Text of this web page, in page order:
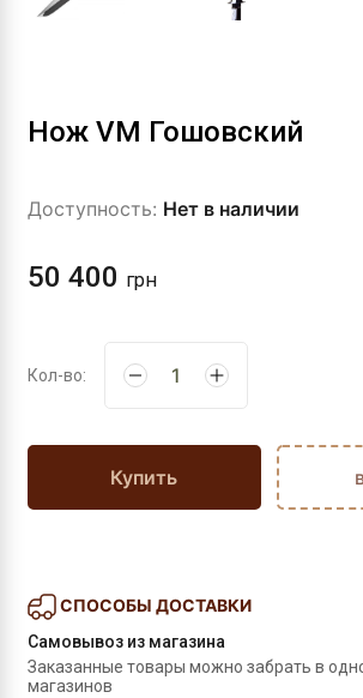
Нож VM Гошовский
Доступность: Нет в наличии
50 400 грн
Кол-во:
Купить
СПОСОБЫ ДОСТАВКИ
Самовывоз из магазина
Заказанные товары можно забрать в
магазинов